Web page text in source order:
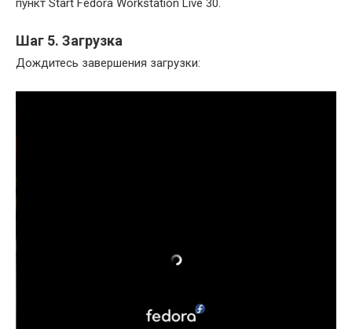
пункт Start Fedora Workstation Live 30.
Шаг 5. Загрузка
Дождитесь завершения загрузки: